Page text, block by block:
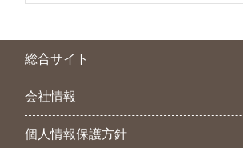
総合サイト
会社情報
個人情報保護方針